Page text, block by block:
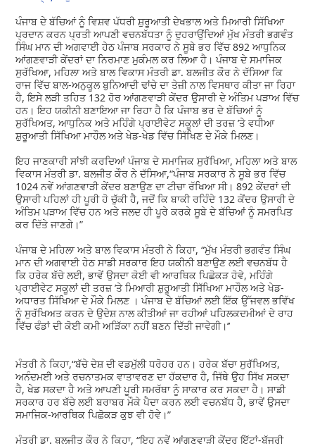
ਪੰਜਾਬ ਦੇ ਬੱਚਿਆਂ ਨੂੰ ਵਿਸ਼ਵ ਪੱਧਰੀ ਸ਼ੁਰੂਆਤੀ ਦੇਖਭਾਲ ਅਤੇ ਮਿਆਰੀ ਸਿੱਖਿਆ
ਪ੍ਰਦਾਨ ਕਰਨ ਪ੍ਰਤੀ ਆਪਣੀ ਵਚਨਬੱਧਤਾ ਨੂੰ ਦੁਹਰਾਉਂਦਿਆਂ ਮੁੱਖ ਮੰਤਰੀ ਭਗਵੰਤ
ਸਿੰਘ ਮਾਨ ਦੀ ਅਗਵਾਈ ਹੇਠ ਪੰਜਾਬ ਸਰਕਾਰ ਨੇ ਸੂਬੇ ਭਰ ਵਿੱਚ 892 ਆਧੁਨਿਕ
ਆਂਗਣਵਾੜੀ ਕੇਂਦਰਾਂ ਦਾ ਨਿਰਮਾਣ ਮੁਕੰਮਲ ਕਰ ਲਿਆ ਹੈ। ਪੰਜਾਬ ਦੇ ਸਮਾਜਿਕ
ਸੁਰੱਖਿਆ, ਮਹਿਲਾ ਅਤੇ ਬਾਲ ਵਿਕਾਸ ਮੰਤਰੀ ਡਾ. ਬਲਜੀਤ ਕੌਰ ਨੇ ਦੱਸਿਆ ਕਿ
ਰਾਜ ਵਿੱਚ ਬਾਲ-ਅਨੁਕੂਲ ਬੁਨਿਆਦੀ ਢਾਂਚੇ ਦਾ ਤੇਜ਼ੀ ਨਾਲ ਵਿਸਥਾਰ ਕੀਤਾ ਜਾ ਰਿਹਾ
ਹੈ, ਇਸੇ ਲੜੀ ਤਹਿਤ 132 ਹੋਰ ਆਂਗਣਵਾੜੀ ਕੇਂਦਰ ਉਸਾਰੀ ਦੇ ਅੰਤਿਮ ਪੜਾਅ ਵਿੱਚ
ਹਨ। ਇਹ ਯਕੀਨੀ ਬਣਾਇਆ ਜਾ ਰਿਹਾ ਹੈ ਕਿ ਪੰਜਾਬ ਭਰ ਦੇ ਬੱਚਿਆਂ ਨੂੰ
ਸੁਰੱਖਿਅਤ, ਆਧੁਨਿਕ ਅਤੇ ਮਹਿੰਗੇ ਪ੍ਰਾਈਵੇਟ ਸਕੂਲਾਂ ਦੀ ਤਰਜ਼ ’ਤੇ ਵਧੀਆ
ਸ਼ੁਰੂਆਤੀ ਸਿੱਖਿਆ ਮਾਹੌਲ ਅਤੇ ਖੇਡ-ਖੇਡ ਵਿੱਚ ਸਿੱਖਿਣ ਦੇ ਮੌਕੇ ਮਿਲਣ।
ਇਹ ਜਾਣਕਾਰੀ ਸਾਂਝੀ ਕਰਦਿਆਂ ਪੰਜਾਬ ਦੇ ਸਮਾਜਿਕ ਸੁਰੱਖਿਆ, ਮਹਿਲਾ ਅਤੇ ਬਾਲ
ਵਿਕਾਸ ਮੰਤਰੀ ਡਾ. ਬਲਜੀਤ ਕੌਰ ਨੇ ਦੱਸਿਆ,“ਪੰਜਾਬ ਸਰਕਾਰ ਨੇ ਸੂਬੇ ਭਰ ਵਿੱਚ
1024 ਨਵੇਂ ਆਂਗਣਵਾੜੀ ਕੇਂਦਰ ਬਣਾਉਣ ਦਾ ਟੀਚਾ ਰੱਖਿਆ ਸੀ। 892 ਕੇਂਦਰਾਂ ਦੀ
ਉਸਾਰੀ ਪਹਿਲਾਂ ਹੀ ਪੂਰੀ ਹੋ ਚੁੱਕੀ ਹੈ, ਜਦੋਂ ਕਿ ਬਾਕੀ ਰਹਿੰਦੇ 132 ਕੇਂਦਰ ਉਸਾਰੀ ਦੇ
ਅੰਤਿਮ ਪੜਾਅ ਵਿੱਚ ਹਨ ਅਤੇ ਜਲਦ ਹੀ ਪੂਰੇ ਕਰਕੇ ਸੂਬੇ ਦੇ ਬੱਚਿਆਂ ਨੂੰ ਸਮਰਪਿਤ
ਕਰ ਦਿੱਤੇ ਜਾਣਗੇ।”
ਪੰਜਾਬ ਦੇ ਮਹਿਲਾ ਅਤੇ ਬਾਲ ਵਿਕਾਸ ਮੰਤਰੀ ਨੇ ਕਿਹਾ, “ਮੁੱਖ ਮੰਤਰੀ ਭਗਵੰਤ ਸਿੰਘ
ਮਾਨ ਦੀ ਅਗਵਾਈ ਹੇਠ ਸਾਡੀ ਸਰਕਾਰ ਇਹ ਯਕੀਨੀ ਬਣਾਉਣ ਲਈ ਵਚਨਬੱਧ ਹੈ
ਕਿ ਹਰੇਕ ਬੱਚੇ ਲਈ, ਭਾਵੇਂ ਉਸਦਾ ਕੋਈ ਵੀ ਆਰਥਿਕ ਪਿਛੋਕੜ ਹੋਵੇ, ਮਹਿੰਗੇ
ਪ੍ਰਾਈਵੇਟ ਸਕੂਲਾਂ ਦੀ ਤਰਜ਼ ’ਤੇ ਮਿਆਰੀ ਸ਼ੁਰੂਆਤੀ ਸਿੱਖਿਆ ਮਾਹੌਲ ਅਤੇ ਖੇਡ-
ਅਧਾਰਤ ਸਿੱਖਿਆ ਦੇ ਮੌਕੇ ਮਿਲਣ । ਪੰਜਾਬ ਦੇ ਬੱਚਿਆਂ ਲਈ ਇੱਕ ਉੱਜਵਲ ਭਵਿੱਖ
ਨੂੰ ਸੁਰੱਖਿਅਤ ਕਰਨ ਦੇ ਉਦੇਸ਼ ਨਾਲ ਕੀਤੀਆਂ ਜਾ ਰਹੀਆਂ ਪਹਿਲਕਦਮੀਆਂ ਦੇ ਰਾਹ
ਵਿੱਚ ਫੰਡਾਂ ਦੀ ਕੋਈ ਕਮੀ ਅੜਿੱਕਾ ਨਹੀਂ ਬਣਨ ਦਿੱਤੀ ਜਾਵੇਗੀ।’’
ਮੰਤਰੀ ਨੇ ਕਿਹਾ,“ਬੱਚੇ ਦੇਸ਼ ਦੀ ਵਡਮੁੱਲੀ ਧਰੋਹਰ ਹਨ। ਹਰੇਕ ਬੱਚਾ ਸੁਰੱਖਿਅਤ,
ਅਨੰਦਮਈ ਅਤੇ ਰਚਨਾਤਮਕ ਵਾਤਾਵਰਣ ਦਾ ਹੱਕਦਾਰ ਹੈ, ਜਿੱਥੇ ਉਹ ਸਿੱਖ ਸਕਦਾ
ਹੈ, ਖੇਡ ਸਕਦਾ ਹੈ ਅਤੇ ਆਪਣੀ ਪੂਰੀ ਸਮਰੱਥਾ ਨੂੰ ਸਾਕਾਰ ਕਰ ਸਕਦਾ ਹੈ। ਸਾਡੀ
ਸਰਕਾਰ ਹਰ ਬੱਚੇ ਲਈ ਬਰਾਬਰ ਮੌਕੇ ਪੈਦਾ ਕਰਨ ਲਈ ਵਚਨਬੱਧ ਹੈ, ਭਾਵੇਂ ਉਸਦਾ
ਸਮਾਜਿਕ-ਆਰਥਿਕ ਪਿਛੋਕੜ ਕੁਝ ਵੀ ਹੋਵੇ।”
ਮੰਤਰੀ ਡਾ. ਬਲਜੀਤ ਕੌਰ ਨੇ ਕਿਹਾ, “ਇਹ ਨਵੇਂ ਆਂਗਣਵਾੜੀ ਕੇਂਦਰ ਇੱਟਾਂ-ਬੱਜਰੀ